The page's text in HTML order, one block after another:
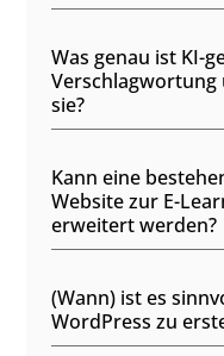
Was genau ist KI-
sie?
Kann eine
Website zur E-
erweitert werden?
(Wann) ist es
WordPress zu